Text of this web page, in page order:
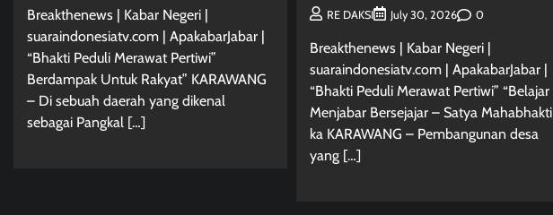
Breakthenews | Kabar Negeri |
suaraindonesiatv.com | ApakabarJabar |
“Bhakti Peduli Merawat Pertiwi”
Berdampak Untuk Rakyat” KARAWANG
– Di sebuah daerah yang dikenal
sebagai Pangkal […]
RE DAKSI July 30, 2026 0
Breakthenews | Kabar Negeri |
suaraindonesiatv.com | ApakabarJabar |
“Bhakti Peduli Merawat Pertiwi” “Belajar
Menjabar Bersejajar – Satya Mahabhakti
ka KARAWANG – Pembangunan desa
yang […]